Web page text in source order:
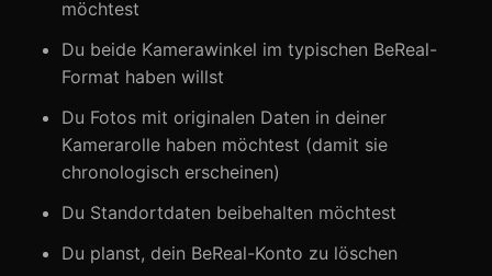
möchtest
Du beide Kamerawinkel im typischen BeReal-
Format haben willst
Du Fotos mit originalen Daten in deiner
Kamerarolle haben möchtest (damit sie
chronologisch erscheinen)
Du Standortdaten beibehalten möchtest
Du planst, dein BeReal-Konto zu löschen